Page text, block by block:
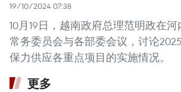
19/10/2024 07:38
10月19日，越南政府总理范明政在
常务委员会与各部委会议，讨论
保力供应各重点项目的实施情况。
更多